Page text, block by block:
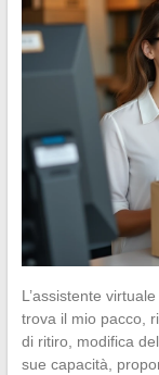
L’assistente
trova il mio pacco,
di ritiro, modifica
sue capacità,